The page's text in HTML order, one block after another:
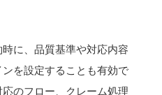
に、品質基準や対応内容
を設定することも有効で
のフロー、クレーム処理